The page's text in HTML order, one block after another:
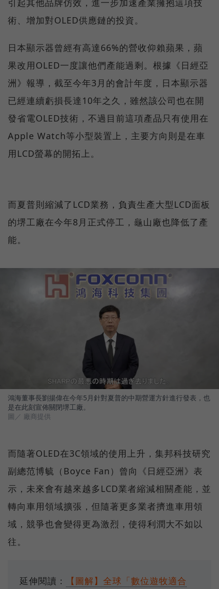
引起其他品牌仿效，進一步加速產業擁抱這項技
術、增加對OLED供應鏈的投資。
日本顯示器曾經有高達66%的營收仰賴蘋果，蘋
果改用OLED一度讓他們產能過剩。根據《日經亞
洲》報導，截至今年3月的會計年度，日本顯示器
已經連續虧損長達10年之久，雖然該公司也在開
發省電OLED技術，不過目前這項產品只有使用在
Apple Watch等小型裝置上，主要方向則是在車
用LCD螢幕的開拓上。
而夏普則縮減了LCD業務，負責生產大型LCD面板
的堺工廠在今年8月正式停工，龜山廠也降低了產
能。
鴻海董事長劉揚偉在今年5月針對夏普的中期營運方針進行發表，也
是在此刻宣佈關閉堺工廠。
圖／ 廠商提供
而隨著OLED在3C領域的使用上升，集邦科技研究
副總范博毓（Boyce Fan）曾向《日經亞洲》表
示，未來會有越來越多LCD業者縮減相關產能，並
轉向車用領域擴張，但隨著更多業者擠進車用領
域，競爭也會變得更為激烈，使得利潤大不如以
往。
延伸閱讀：
【圖解】全球「數位遊牧適合